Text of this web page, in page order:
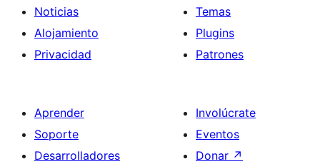
Noticias
Alojamiento
Privacidad
Temas
Plugins
Patrones
Aprender
Soporte
Desarrolladores
Involúcrate
Eventos
Donar ↗